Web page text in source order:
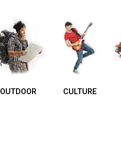
OUTDOOR CULTURE